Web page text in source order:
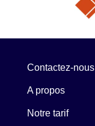
Contactez-nous
A propos
Notre tarif